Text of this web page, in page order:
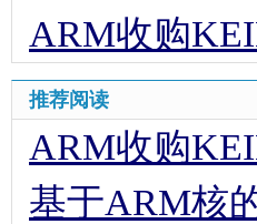
ARM收购
推荐阅读
ARM收购
基于ARM核